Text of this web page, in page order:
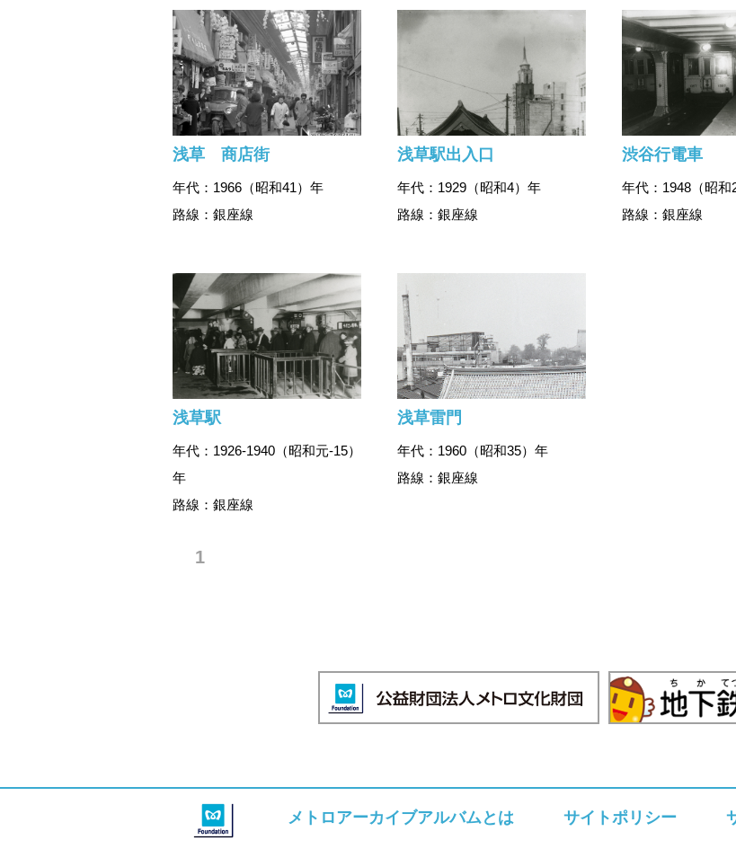
浅草 商店街
年代：1966（昭和41）年
路線：銀座線
浅草駅出入口
年代：1929（昭和4）年
路線：銀座線
渋谷行電車
年代：1948（昭和
路線：銀座線
浅草駅
年代：1926-1940（昭和元-15）
年
路線：銀座線
浅草雷門
年代：1960（昭和35）年
路線：銀座線
1
メトロアーカイブアルバムとは サイトポリシー